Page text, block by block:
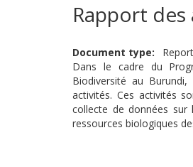
Rapport
Document type
Report
Dans le cadre du
Biodiversité au
activités. Ces activités
collecte de données
ressources biologiques